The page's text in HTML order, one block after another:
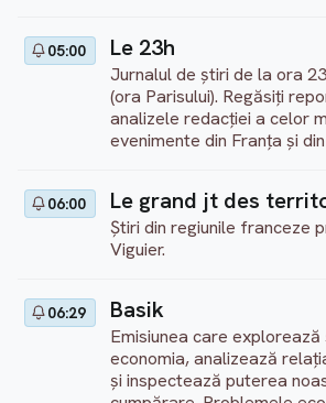
convertește la dans după
mișcat de un cântec.
Delcros-Varaud Realizare:
(sezonul 4, Franța, 2025)
05:00 Le 23h
Jurnalul de știri de la ora
(ora Parisului). Regăsiți
analizele redacției a celor
evenimente din Franța și
06:00 Le grand jt des
Știri din regiunile franceze
Viguier.
06:29 Basik
Emisiunea care explorează
economia, analizează
și inspectează puterea